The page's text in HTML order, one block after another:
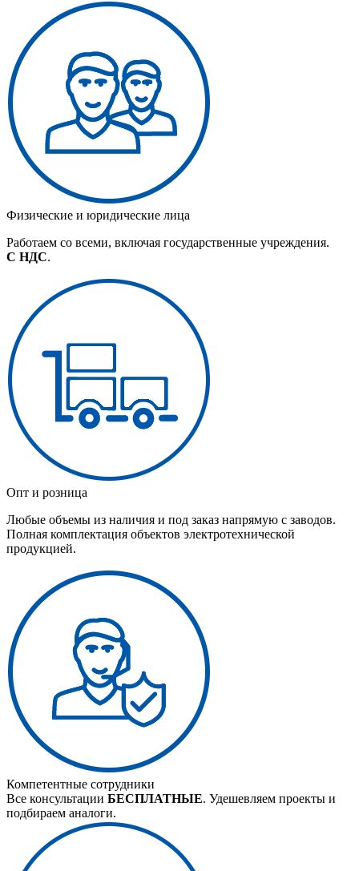
Физические и юридические лица
Работаем со всеми, включая государственные учреждения.
С НДС.
Опт и розница
Любые объемы из наличия и под заказ напрямую с заводов.
Полная комплектация объектов электротехнической
продукцией.
Компетентные сотрудники
Все консультации БЕСПЛАТНЫЕ. Удешевляем проекты и
подбираем аналоги.